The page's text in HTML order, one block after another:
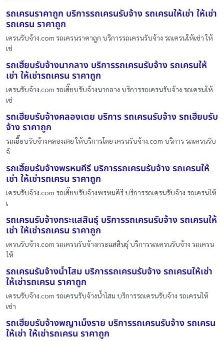
รถเครนราคาถูก บริการรถเครนรับจ้าง รถเครนให้เช่า ให้เช่า
รถเครน ราคาถูก
เครนรับจ้าง.com รถเครนราคาถูก บริการรถเครนรับจ้าง รถเครนให้เช่า ให้
เช่
รถเฮี๊ยบรับจ้างนากลาง บริการรถเครนรับจ้าง รถเครนให้
เช่า ให้เช่ารถเครน ราคาถูก
เครนรับจ้าง.com รถเฮี๊ยบรับจ้างนากลาง บริการรถเครนรับจ้าง รถเครนให้
เช่
รถเฮี๊ยบรับจ้างคลองเตย บริการ รถเครนรับจ้าง รถเฮี๊ยบรับ
จ้าง ราคาถูก
รถเฮี๊ยบรับจ้างคลองเตย ให้บริการโดย เครนรับจ้าง.com บริการ รถเครนรับ
จ้
รถเฮี๊ยบรับจ้างพรหมคีรี บริการรถเครนรับจ้าง รถเครนให้
เช่า ให้เช่ารถเครน ราคาถูก
เครนรับจ้าง.com รถเฮี๊ยบรับจ้างพรหมคีรี บริการรถเครนรับจ้าง รถเครนให้
เ
รถเครนรับจ้างกระแสสินธุ์ บริการรถเครนรับจ้าง รถเครนให้
เช่า ให้เช่ารถเครน ราคาถูก
เครนรับจ้าง.com รถเครนรับจ้างกระแสสินธุ์ บริการรถเครนรับจ้าง รถเครน
ให้
รถเครนรับจ้างน้ำโสม บริการรถเครนรับจ้าง รถเครนให้เช่า
ให้เช่ารถเครน ราคาถูก
เครนรับจ้าง.com รถเครนรับจ้างน้ำโสม บริการรถเครนรับจ้าง รถเครนให้
เช่า
รถเฮี๊ยบรับจ้างพญาเม็งราย บริการรถเครนรับจ้าง รถเครน
ให้เช่า ให้เช่ารถเครน ราคาถูก